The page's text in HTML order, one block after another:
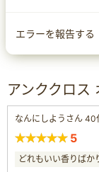
エラーを報告する
アンククロス
なんにしようさん 40
5
どれもいい香りばか